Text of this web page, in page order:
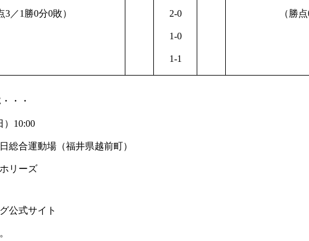
3／1勝0分0敗） 2-0
1-0
1-1
（勝
・・
）10:00
総合運動場（福井県越前町）
リーズ
公式サイト
。